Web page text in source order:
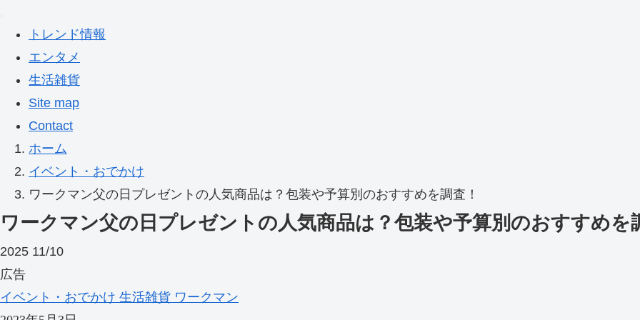
トレンド情報
エンタメ
生活雑貨
Site map
Contact
ホーム
イベント・おでかけ
ワークマン父の日プレゼントの人気商品は？包装や予算別のおすすめを調査！
ワークマン父の日プレゼントの人気商品は？包装や予算別のおすすめを
2025 11/10
広告
イベント・おでかけ 生活雑貨 ワークマン